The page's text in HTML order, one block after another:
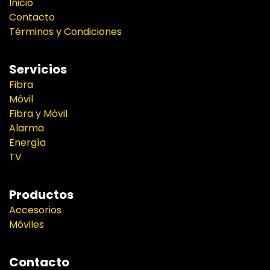
Contacto
Términos y Condiciones
Servicios
Fibra
Móvil
Fibra y Móvil
Alarma
Energía
TV
Productos
Accesorios
Móviles
Contacto